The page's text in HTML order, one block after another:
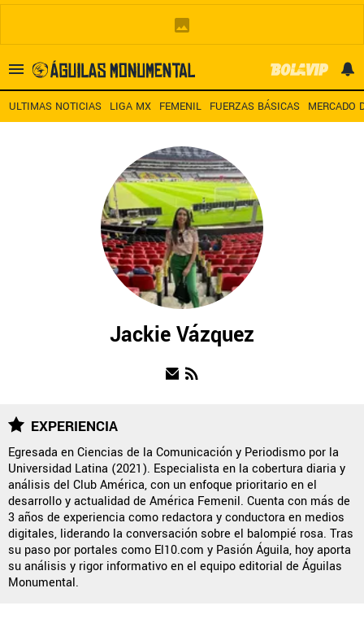
Es tendencia: Noticias América HOY América – San Diego TV
ESTADIO BANORTE
MERCADO DE FICHAJES
QUIENES SOMOS | STAFF | CONTACTO |
ESCRIBE EN ÁGUILAS MONUMENTAL
América Monumental es una sección especial del portal
Bolavip.com con información destinada a los fans del Club
América.
Esta sección no tiene relación alguna con el club. Para visitar
ULTIMAS NOTICIAS LIGA MX FEMENIL FUERZAS BÁSICAS MERCADO
Jackie Vázquez
EXPERIENCIA
Egresada en Ciencias de la Comunicación y Periodismo por la
Universidad Latina (2021). Especialista en la cobertura diaria y
análisis del Club América, con un enfoque prioritario en el
desarrollo y actualidad de América Femenil. Cuenta con más de
3 años de experiencia como redactora y conductora en medios
digitales, liderando la conversación sobre el balompié rosa. Tras
su paso por portales como El10.com y Pasión Águila, hoy aporta
su análisis y rigor informativo en el equipo editorial de Águilas
Monumental.